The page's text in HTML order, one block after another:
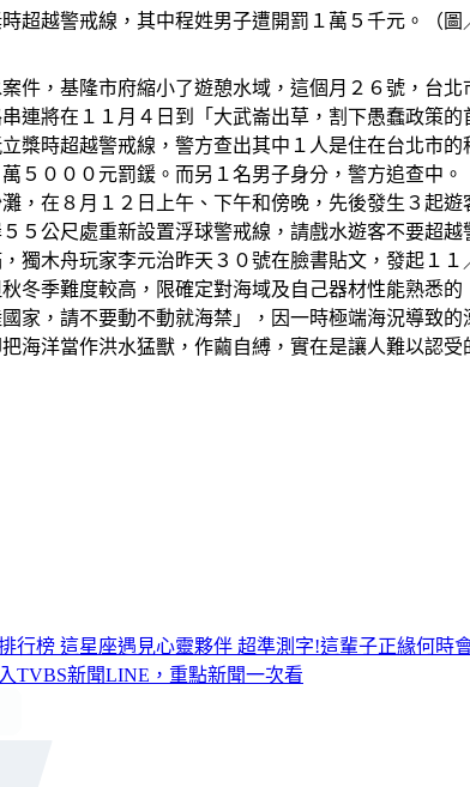
超越警戒線，其中程姓男子遭開罰１萬５千元。（圖
件，基隆市府縮小了遊憩水域，這個月２６號，台
連將在１１月４日到「大武崙出草，割下愚蠢政策的
槳時超越警戒線，警方查出其中１人是住在台北市
５０００元罰鍰。而另１名男子身分，警方追查中。
，在８月１２日上午、下午和傍晚，先後發生３起
５公尺處重新設置浮球警戒線，請戲水遊客不要超
獨木舟玩家李元治昨天３０號在臉書貼文，發起１
冬季難度較高，限確定對海域及自己器材性能熟悉的
家，請不要動不動就海禁」，因一時極端海況導致
海洋當作洪水猛獸，作繭自縛，實在是讓人難以認受
行榜 這星座遇見心靈夥伴 超準測字!這輩子正緣何時
TVBS新聞LINE，重點新聞一次看